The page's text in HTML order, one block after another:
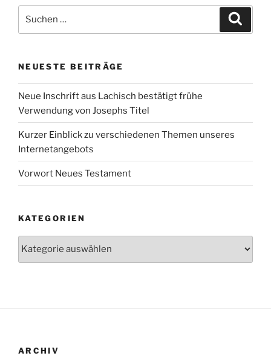
nach:
NEUESTE BEITRÄGE
Neue Inschrift aus Lachisch bestätigt frühe
Verwendung von Josephs Titel
Kurzer Einblick zu verschiedenen Themen unseres
Internetangebots
Vorwort Neues Testament
KATEGORIEN
ARCHIV